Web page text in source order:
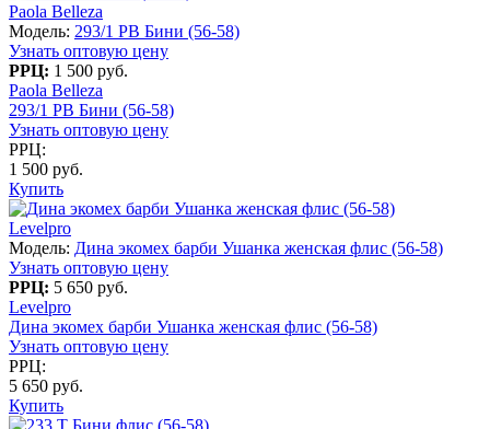
Paola Belleza
Модель: 293/1 PB Бини (56-58)
Узнать оптовую цену
РРЦ: 1 500 руб.
Paola Belleza
293/1 PB Бини (56-58)
Узнать оптовую цену
РРЦ:
1 500 руб.
Купить
Levelpro
Модель: Дина экомех барби Ушанка женская флис (56-58)
Узнать оптовую цену
РРЦ: 5 650 руб.
Levelpro
Дина экомех барби Ушанка женская флис (56-58)
Узнать оптовую цену
РРЦ:
5 650 руб.
Купить